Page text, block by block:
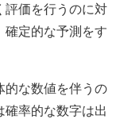
評価を行うのに対
確定的な予測をす
的な数値を伴うの
率的な数字は出